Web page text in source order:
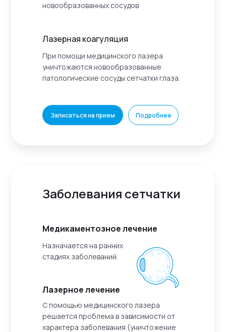
Заболевания сетчатки
Лазерное лечение
С помощью медицинского лазера
решается проблема в зависимости от
характера заболевания (уничтожение
Медикаментозное лечение
Назначается на ранних
стадиях заболеваний.
Записаться на прием Подробнее
Лазерная коагуляция
При помощи медицинского лазера
уничтожаются новообразованные
патологические сосуды сетчатки глаза.
новообразованных сосудов